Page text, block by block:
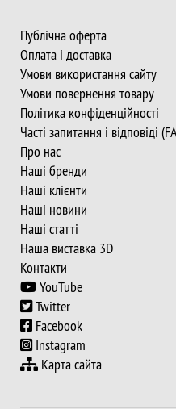
Публічна оферта
Оплата і доставка
Умови використання сайту
Умови повернення товару
Політика конфіденційності
Часті запитання і відповіді
Про нас
Наші бренди
Наші клієнти
Наші новини
Наші статті
Наша виставка 3D
Контакти
YouTube
Twitter
Facebook
Instagram
Карта сайта